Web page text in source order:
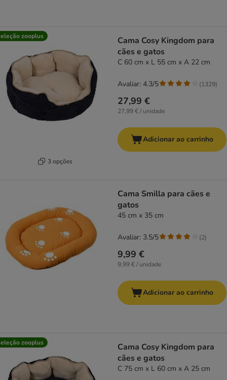
zooplus
3 opções
Cama Cosy Kingdom para
cães e gatos
C 60 cm x L 55 cm x A 22 cm
27,99 €
27,99 € / unidade
Avaliar: 4.3/5 (1329)
Adicionar ao carrinho
Cama Smilla para cães e
gatos
45 cm x 35 cm
9,99 €
9,99 € / unidade
Avaliar: 3.5/5 (2)
Adicionar ao carrinho
zooplus
Cama Cosy Kingdom para
cães e gatos
C 75 cm x L 60 cm x A 25 cm